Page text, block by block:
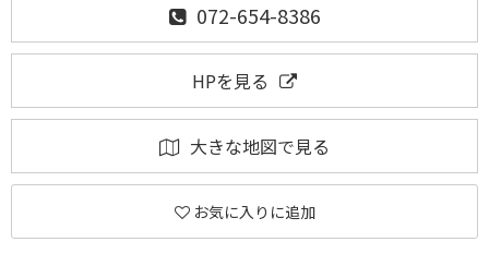
072-654-8386
HPを見る
大きな地図で見る
お気に入りに追加